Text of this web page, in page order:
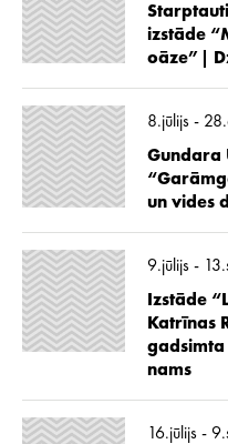
izstāde
oāze”|
8.jūlijs -
Gundara
un vides
9.jūlijs -
Izstāde
Katrīnas
nams
16.jūlijs -